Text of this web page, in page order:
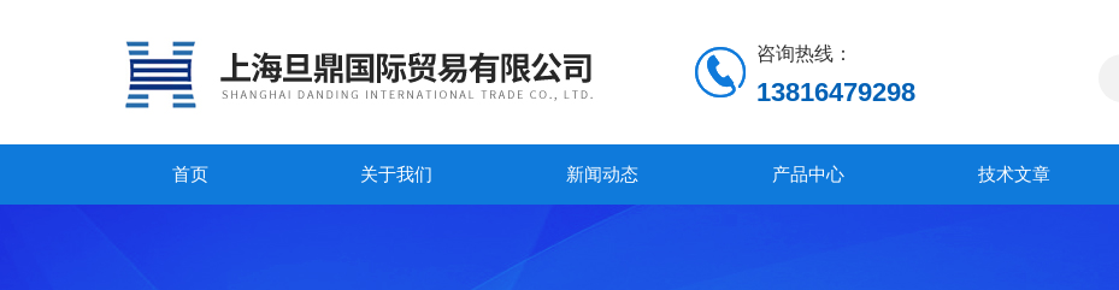
咨询热线：
13816479298
首页 关于我们 新闻动态 产品中心 技术文章